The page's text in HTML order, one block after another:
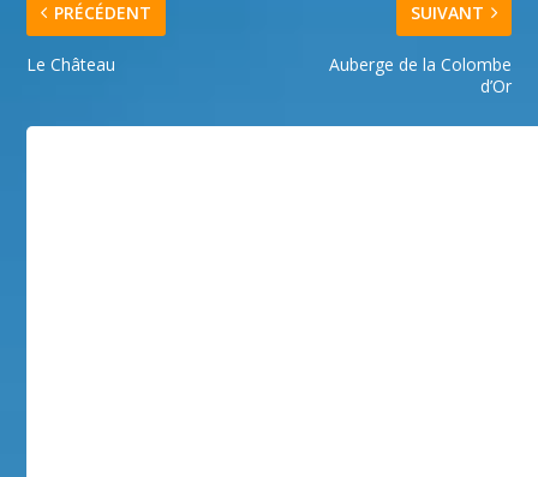
PRÉCÉDENT
Le Château
SUIVANT
Auberge de la Colombe
d’Or